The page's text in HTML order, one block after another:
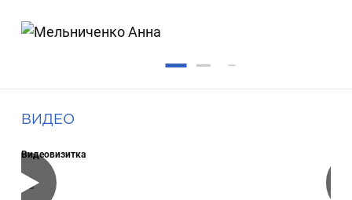
ВИДЕО
Видеовизитка